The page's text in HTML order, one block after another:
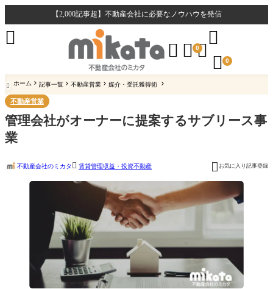
【2,000記事超】不動産会社に必要なノウハウを発信
  0

 0

 ホーム 記事一覧 不動産営業 媒介・受託獲得術
不動産営業
管理会社がオーナーに提案するサブリース事
業
不動産会社のミカタ  賃貸管理収益・投資不動産  お気に入り記事登録